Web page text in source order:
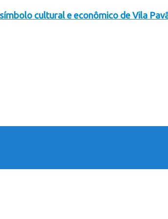
cultural e econômico de Vila